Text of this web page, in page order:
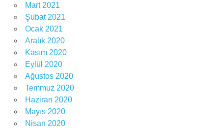
Mart 2021
Şubat 2021
Ocak 2021
Aralık 2020
Kasım 2020
Eylül 2020
Ağustos 2020
Temmuz 2020
Haziran 2020
Mayıs 2020
Nisan 2020